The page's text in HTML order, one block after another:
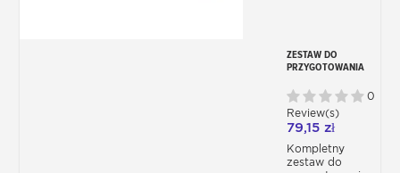
ZESTAW DO
PRZYGOTOWANIA
MALOWANIEM
0
Review(s)
79,15 zł
Kompletny
zestaw do